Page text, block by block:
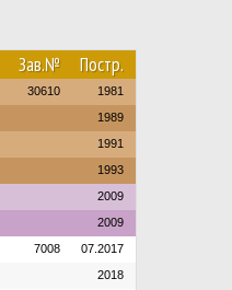
Зав.№ Постр.
30610 1981
1989
1991
1993
2009
2009
7008 07.2017
2018